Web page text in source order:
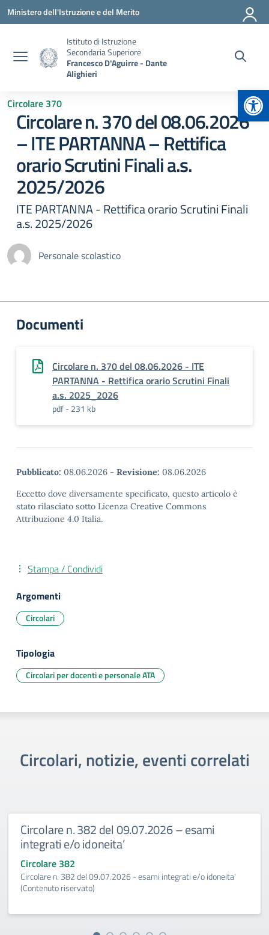
Vai ai contenuti
Vai al menu di navigazione
Vai al footer
Ministero dell'Istruzione e del Merito
Istituto di Istruzione
Secondaria Superiore
Francesco D'Aguirre - Dante
Alighieri
Circolare 370
Circolare n. 370 del 08.06.2026
– ITE PARTANNA – Rettifica
orario Scrutini Finali a.s.
2025/2026
ITE PARTANNA - Rettifica orario Scrutini Finali
a.s. 2025/2026
Personale scolastico
Documenti
Circolare n. 370 del 08.06.2026 - ITE
PARTANNA - Rettifica orario Scrutini Finali
a.s. 2025_2026
pdf - 231 kb
Pubblicato: 08.06.2026 - Revisione: 08.06.2026
Eccetto dove diversamente specificato, questo articolo è
stato rilasciato sotto Licenza Creative Commons
Attribuzione 4.0 Italia.
Stampa / Condividi
Argomenti
Circolari
Tipologia
Circolari per docenti e personale ATA
Circolari, notizie, eventi correlati
Circolare n. 382 del 09.07.2026 – esami
integrati e/o idoneita’
Circolare 382
Circolare n. 382 del 09.07.2026 - esami integrati e/o idoneita'
(Contenuto riservato)